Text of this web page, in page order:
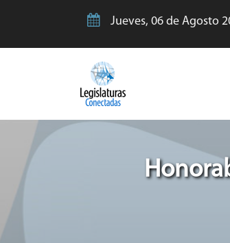
Jueves, 06 de Agosto